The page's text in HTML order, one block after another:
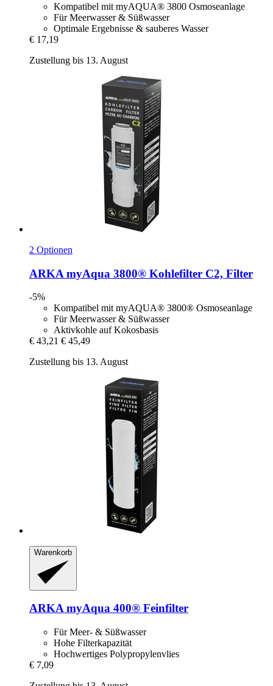
Kompatibel mit myAQUA® 3800 Osmoseanlage
Für Meerwasser & Süßwasser
Optimale Ergebnisse & sauberes Wasser
€ 17,19
Zustellung bis 13. August
2 Optionen
ARKA myAqua 3800® Kohlefilter C2, Filter
-5%
Kompatibel mit myAQUA® 3800® Osmoseanlage
Für Meerwasser & Süßwasser
Aktivkohle auf Kokosbasis
€ 43,21 € 45,49
Zustellung bis 13. August
Warenkorb
ARKAmyAqua 400® Feinfilter
Für Meer- & Süßwasser
Hohe Filterkapazität
Hochwertiges Polypropylenvlies
€ 7,09